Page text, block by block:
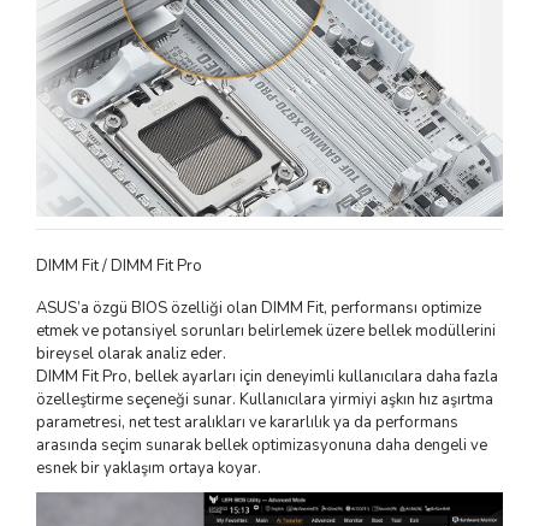
DIMM Fit / DIMM Fit Pro
ASUS’a özgü BIOS özelliği olan DIMM Fit, performansı optimize
etmek ve potansiyel sorunları belirlemek üzere bellek modüllerini
bireysel olarak analiz eder.
DIMM Fit Pro, bellek ayarları için deneyimli kullanıcılara daha fazla
özelleştirme seçeneği sunar. Kullanıcılara yirmiyi aşkın hız aşırtma
parametresi, net test aralıkları ve kararlılık ya da performans
arasında seçim sunarak bellek optimizasyonuna daha dengeli ve
esnek bir yaklaşım ortaya koyar.